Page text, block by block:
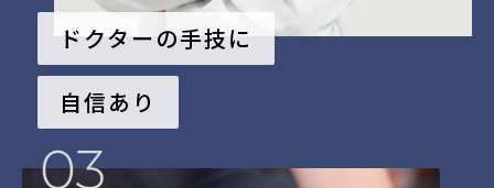
ドクターの手技に
自信あり